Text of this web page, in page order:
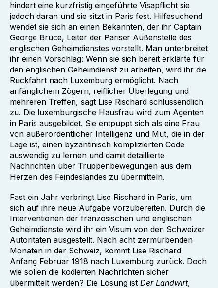
hindert eine kurzfristig eingeführte Visapflicht sie
jedoch daran und sie sitzt in Paris fest. Hilfesuchend
wendet sie sich an einen Bekannten, der ihr Captain
George Bruce, Leiter der Pariser Außenstelle des
englischen Geheimdienstes vorstellt. Man unterbreitet
ihr einen Vorschlag: Wenn sie sich bereit erklärte für
den englischen Geheimdienst zu arbeiten, wird ihr die
Rückfahrt nach Luxemburg ermöglicht. Nach
anfänglichem Zögern, reiflicher Überlegung und
mehreren Treffen, sagt Lise Rischard schlussendlich
zu. Die luxemburgische Hausfrau wird zum Agenten
in Paris ausgebildet. Sie entpuppt sich als eine Frau
von außerordentlicher Intelligenz und Mut, die in der
Lage ist, einen byzantinisch komplizierten Code
auswendig zu lernen und damit detaillierte
Nachrichten über Truppenbewegungen aus dem
Herzen des Feindeslandes zu übermitteln.
Fast ein Jahr verbringt Lise Rischard in Paris, um
sich auf ihre neue Aufgabe vorzubereiten. Durch die
Interventionen der französischen und englischen
Geheimdienste wird ihr ein Visum von den Schweizer
Autoritäten ausgestellt. Nach acht zermürbenden
Monaten in der Schweiz, kommt Lise Rischard
Anfang Februar 1918 nach Luxemburg zurück. Doch
wie sollen die kodierten Nachrichten sicher
übermittelt werden? Die Lösung ist Der Landwirt,